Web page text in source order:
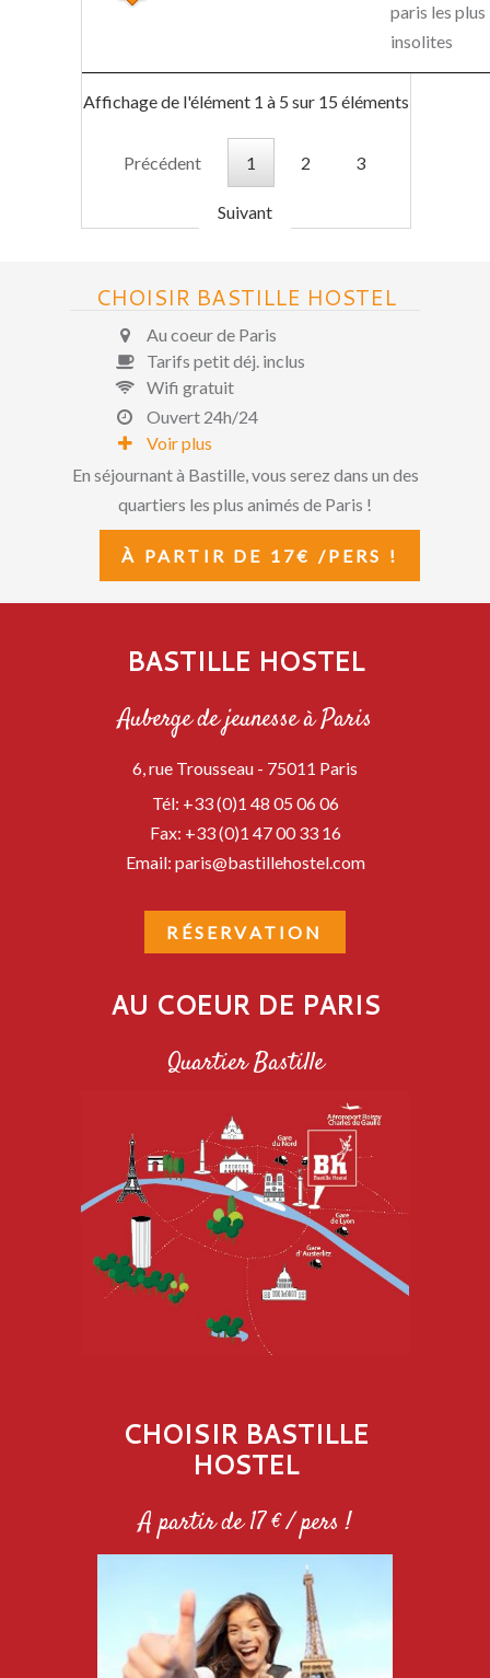
paris les plus
insolites
Affichage de l'élément 1 à 5 sur 15 éléments
Précédent 1 2 3
Suivant
CHOISIR BASTILLE HOSTEL
Au coeur de Paris
Tarifs petit déj. inclus
Wifi gratuit
Ouvert 24h/24
Voir plus
En séjournant à Bastille, vous serez dans un des
quartiers les plus animés de Paris !
À PARTIR DE 17€ /PERS !
BASTILLE HOSTEL
Auberge de jeunesse à Paris
6, rue Trousseau - 75011 Paris
Tél: +33 (0)1 48 05 06 06
Fax: +33 (0)1 47 00 33 16
Email: paris@bastillehostel.com
RÉSERVATION
AU COEUR DE PARIS
Quartier Bastille
CHOISIR BASTILLE
HOSTEL
A partir de 17 € / pers !